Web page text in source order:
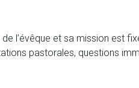
l’évêque et sa mission est
pastorales, questions